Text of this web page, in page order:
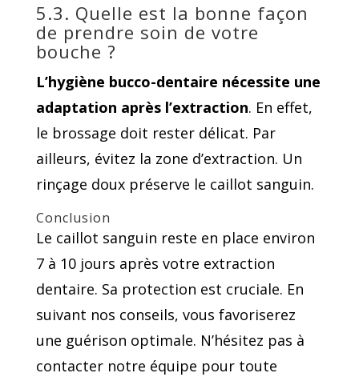
5.3. Quelle est la bonne façon
de prendre soin de votre
bouche ?
L’hygiène bucco-dentaire nécessite une
adaptation après l’extraction. En effet,
le brossage doit rester délicat. Par
ailleurs, évitez la zone d’extraction. Un
rinçage doux préserve le caillot sanguin.
Conclusion
Le caillot sanguin reste en place environ
7 à 10 jours après votre extraction
dentaire. Sa protection est cruciale. En
suivant nos conseils, vous favoriserez
une guérison optimale. N’hésitez pas à
contacter notre équipe pour toute